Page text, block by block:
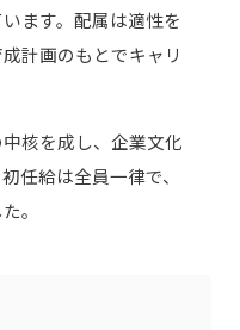
ます。配属は適性を
計画のもとでキャリ
核を成し、企業文化
任給は全員一律で、
。